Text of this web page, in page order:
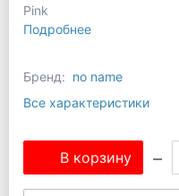
Pink
Подробнее
Бренд: no name
Все характеристики
В корзину